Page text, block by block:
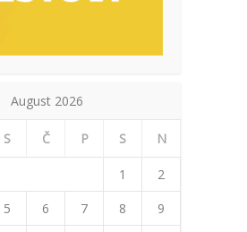
August 2026
S Č P S N
1
2
5 6 7 8
9